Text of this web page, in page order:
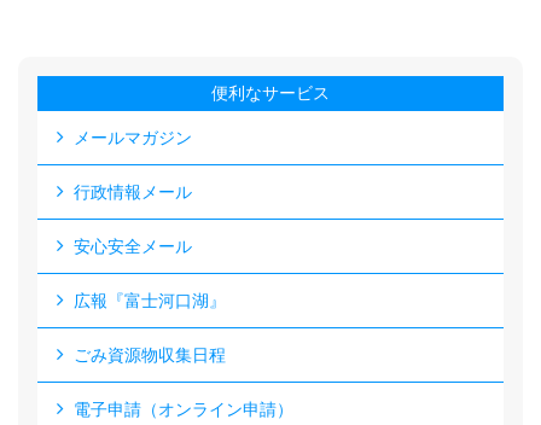
便利なサービス
メールマガジン
行政情報メール
安心安全メール
広報『富士河口湖』
ごみ資源物収集日程
電子申請（オンライン申請）